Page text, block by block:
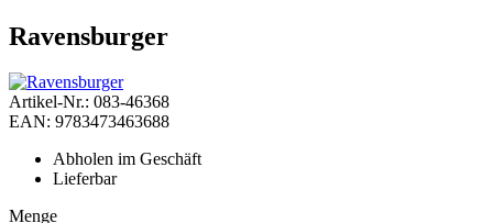
Ravensburger
Artikel-Nr.: 083-46368
EAN: 9783473463688
Abholen im Geschäft
Lieferbar
Menge